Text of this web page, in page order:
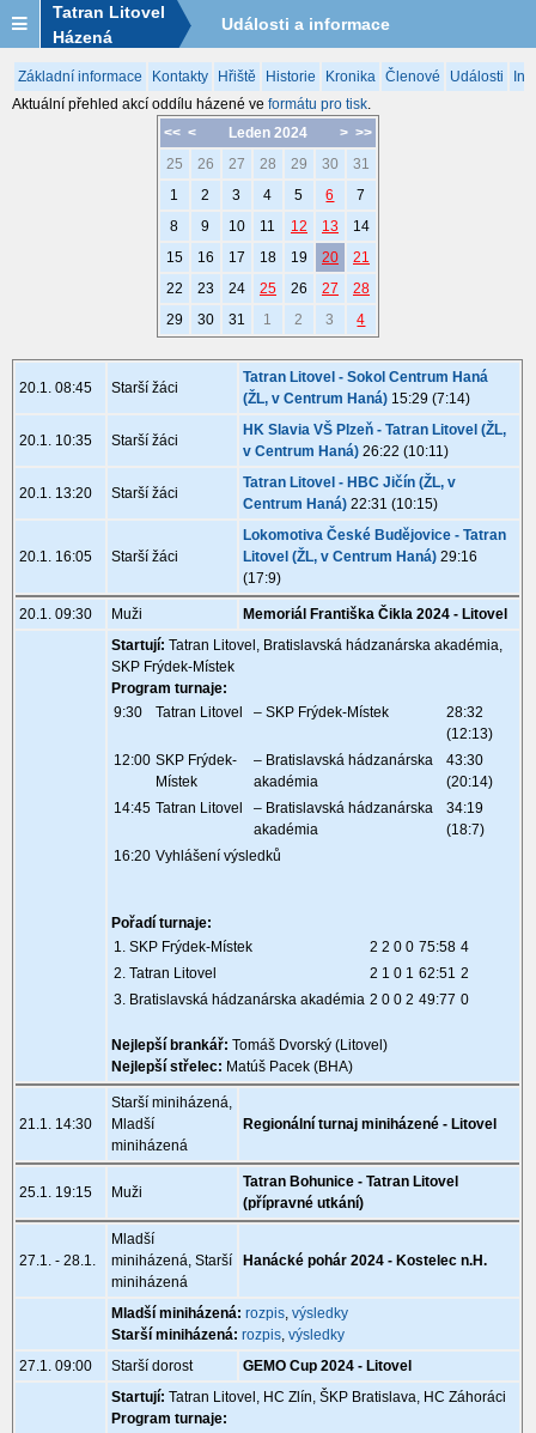
Tatran Litovel
Házená
Události a informace
Základní informace Kontakty Hřiště Historie Kronika Členové Události
Aktuální přehled akcí oddílu házené ve formátu pro tisk.
<< < > >>
Leden 2024
25
26 27 28 29 30
31
1
2 3 4 5 6
7
8
9 10 11 12 13
14
15
16 17 18 19 20
21
22
23 24 25 26 27
28
29
30 31 1 2 3 4
20.1. 08:45 Starší žáci
Tatran Litovel - Sokol Centrum Haná
(ŽL, v Centrum Haná) 15:29 (7:14)
20.1. 10:35 Starší žáci
HK Slavia VŠ Plzeň - Tatran Litovel (ŽL,
v Centrum Haná) 26:22 (10:11)
20.1. 13:20 Starší žáci
Tatran Litovel - HBC Jičín (ŽL, v
Centrum Haná) 22:31 (10:15)
20.1. 16:05 Starší žáci
Lokomotiva České Budějovice - Tatran
Litovel (ŽL, v Centrum Haná) 29:16
(17:9)
20.1. 09:30 Muži
Memoriál Františka Čikla 2024 - Litovel
Startují: Tatran Litovel, Bratislavská hádzanárska akadémia,
SKP Frýdek-Místek
Program turnaje:
9:30
Tatran Litovel – SKP Frýdek-Místek
28:32
(12:13)
12:00 SKP Frýdek-
Místek
– Bratislavská hádzanárska
akadémia
43:30
(20:14)
14:45 Tatran Litovel
– Bratislavská hádzanárska
akadémia
34:19
(18:7)
16:20 Vyhlášení výsledků
Pořadí turnaje:
1. SKP Frýdek-Místek
2 2 0 0 75:58 4
2. Tatran Litovel
2 1 0 1 62:51 2
3. Bratislavská hádzanárska akadémia 2 0 0 2 49:77 0
Nejlepší brankář: Tomáš Dvorský (Litovel)
Nejlepší střelec: Matúš Pacek (BHA)
21.1. 14:30
Starší miniházená,
Mladší
miniházená
Regionální turnaj miniházené - Litovel
25.1. 19:15 Muži
Tatran Bohunice - Tatran Litovel
(přípravné utkání)
27.1. - 28.1.
Mladší
miniházená, Starší
miniházená
Hanácké pohár 2024 - Kostelec n.H.
Mladší miniházená: rozpis,výsledky
Starší miniházená: rozpis,výsledky
27.1. 09:00
Starší dorost
GEMO Cup 2024 - Litovel
Startují:Tatran Litovel, HC Zlín, ŠKP Bratislava, HC Záhoráci
Program turnaje: